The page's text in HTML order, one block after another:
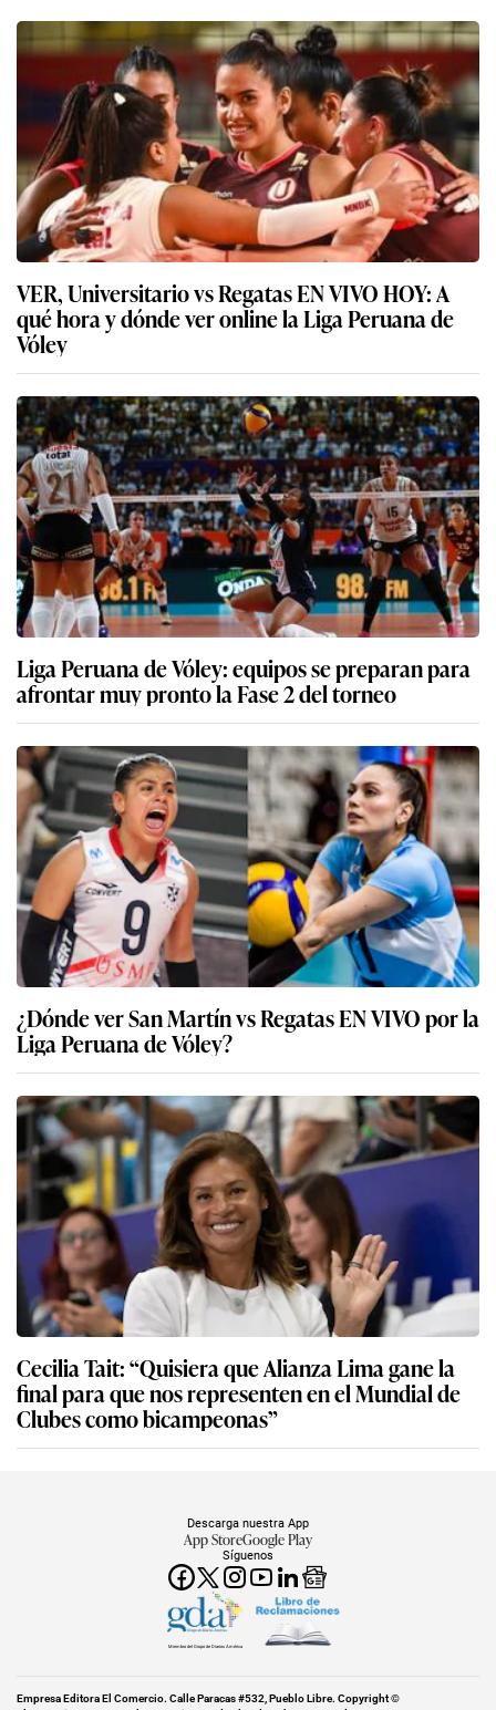
VER, Universitario vs Regatas EN VIVO HOY: A
qué hora y dónde ver online la Liga Peruana de
Vóley
Liga Peruana de Vóley: equipos se preparan para
afrontar muy pronto la Fase 2 del torneo
¿Dónde ver San Martín vs Regatas EN VIVO por la
Liga Peruana de Vóley?
Cecilia Tait: “Quisiera que Alianza Lima gane la
final para que nos representen en el Mundial de
Clubes como bicampeonas”
Síguenos
Descarga nuestra App
App StoreGoogle Play
Miembro del Grupo de Diarios América
Empresa Editora El Comercio. Calle Paracas #532, Pueblo Libre. Copyright ©